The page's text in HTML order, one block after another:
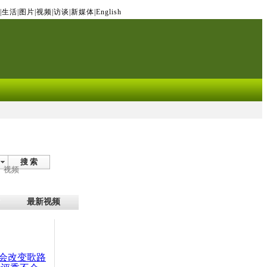
生活 图片 视频 访谈 新媒体 English
搜 索
视频
最新视频
改变歌路